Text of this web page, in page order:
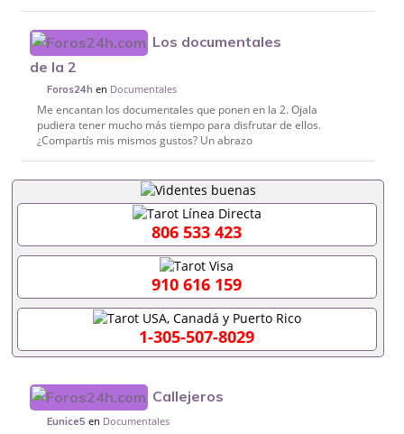
Los documentales
de la 2
Foros24h en Documentales
Me encantan los documentales que ponen en la 2. Ojala
pudiera tener mucho más tiempo para disfrutar de ellos.
¿Compartís mis mismos gustos? Un abrazo
806 533 423
910 616 159
1-305-507-8029
Callejeros
Eunice5 en Documentales